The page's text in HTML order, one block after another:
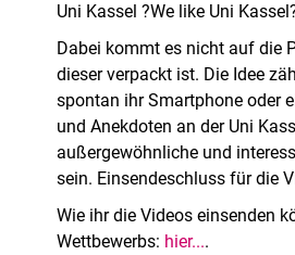
Uni Kassel ?We like Uni
Dabei kommt es nicht auf die
dieser verpackt ist. Die Idee
spontan ihr Smartphone oder
und Anekdoten an der Uni
außergewöhnliche und
sein. Einsendeschluss für die
Wie ihr die Videos einsenden
Wettbewerbs: hier....